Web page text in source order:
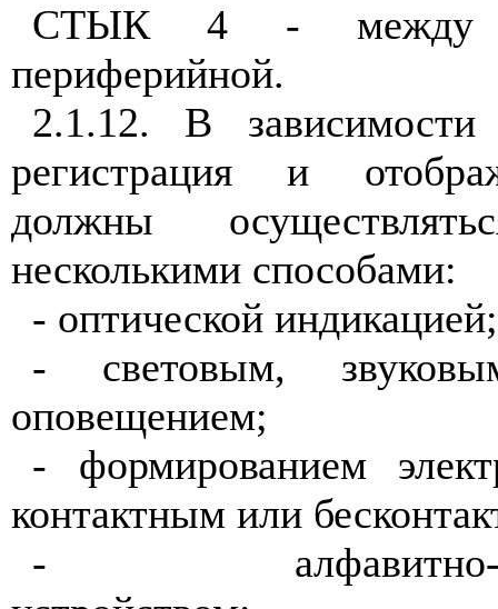
СТЫК 4 -
периферийной.
2.1.12. В
регистрация и
должны
несколькими способами:
- оптической индикацией;
- световым,
оповещением;
- формированием
контактным или
- алфавитно-